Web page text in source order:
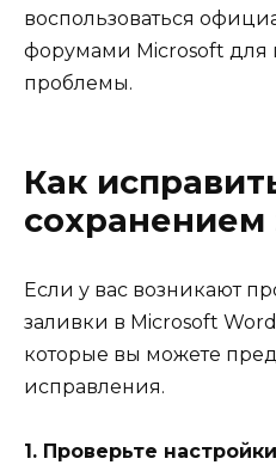
воспользоваться
форумами Microsoft для
проблемы.
Как
сохранением
Если у вас возникают
заливки в Microsoft
которые вы можете
исправления.
1. Проверьте